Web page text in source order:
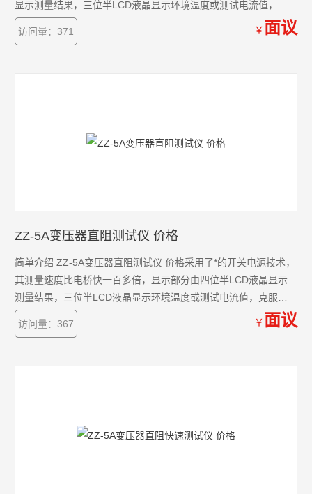
显示测量结果，三位半LCD液晶显示环境温度或测试电流值，克
服了其它同类产品由LED显示值在阳光下不便读数的缺点，同时具
备了自动消弧功能。该直流电阻快速测试仪具有测速快、精度
访问量：371 ￥ 面议
ZZ-5A变压器直阻测试仪 价格
简单介绍 ZZ-5A变压器直阻测试仪 价格采用了*的开关电源技术，
其测量速度比电桥快一百多倍，显示部分由四位半LCD液晶显示
测量结果，三位半LCD液晶显示环境温度或测试电流值，克服了
其它同类产品由LED显示值在阳光下不便读数的缺点，同时具备了
自动消弧功能。该直流电阻快速测试仪具有测速快、精度高、显
访问量：367 ￥ 面议